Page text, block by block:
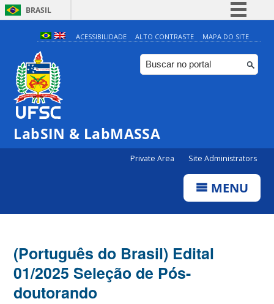
BRASIL
Simplifique!
Comunica BR
Participe
ACESSIBILIDADE ALTO CONTRASTE MAPA DO SITE
LabSIN & LabMASSA
Private Area Site Administrators
MENU
(Português do Brasil) Edital
01/2025 Seleção de Pós-
doutorando